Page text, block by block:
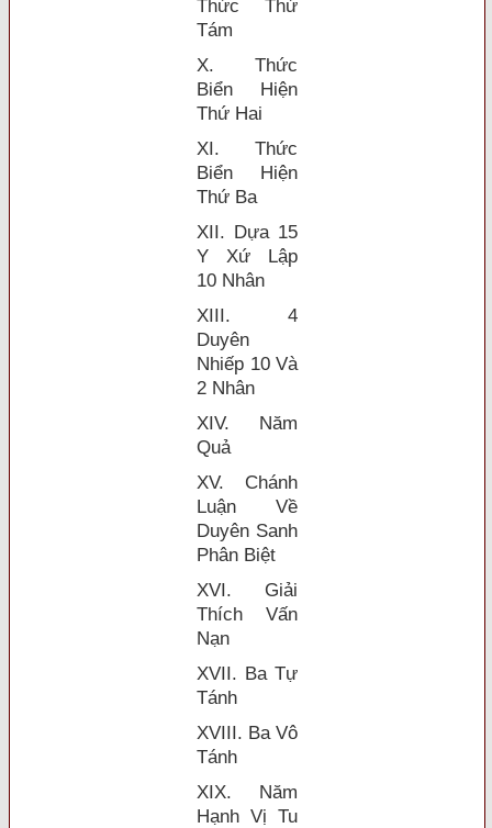
Thức Thứ
Tám
X. Thức
Biển Hiện
Thứ Hai
XI. Thức
Biển Hiện
Thứ Ba
XII. Dựa 15
Y Xứ Lập
10 Nhân
XIII. 4
Duyên
Nhiếp 10 Và
2 Nhân
XIV. Năm
Quả
XV. Chánh
Luận Về
Duyên Sanh
Phân Biệt
XVI. Giải
Thích Vấn
Nạn
XVII. Ba Tự
Tánh
XVIII. Ba Vô
Tánh
XIX. Năm
Hạnh Vị Tu